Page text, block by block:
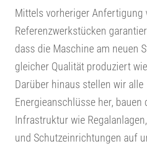
Mittels vorheriger Anfertigung
Referenzwerkstücken
dass die Maschine am neuen
gleicher Qualität produziert
Darüber hinaus stellen wir alle
Energieanschlüsse her, bauen
Infrastruktur wie
und Schutzeinrichtungen auf